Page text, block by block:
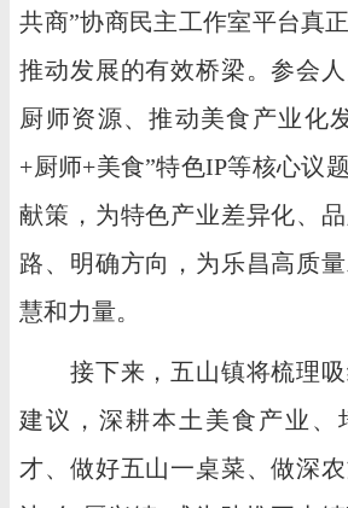
共商”协商民主工作室平台真
推动发展的有效桥梁。参会
厨师资源、推动美食产业化
+厨师+美食”特色IP等核心议
献策，为特色产业差异化、
路、明确方向，为乐昌高质
慧和力量。
接下来，五山镇将梳理吸
建议，深耕本土美食产业、
才、做好五山一桌菜、做深